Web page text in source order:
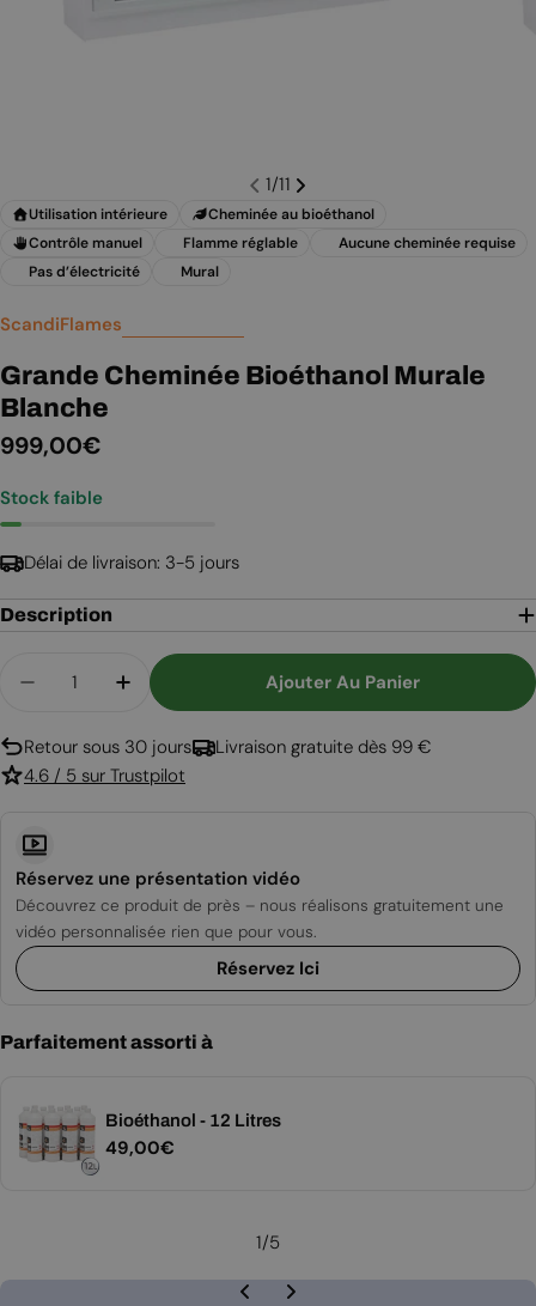
1/11
Utilisation intérieure
Cheminée au bioéthanol
Contrôle manuel
Flamme réglable
Aucune cheminée requise
Pas d’électricité
Mural
ScandiFlames
Grande Cheminée Bioéthanol Murale
Blanche
Prix
régulier
999,00€
Stock faible
Délai de livraison: 3-5 jours
Description
Diminuer La Quantité Pour Grande Cheminée
Augmenter La Quantité Pour Grande
Ajouter Au Panier
Retour sous 30 jours
Livraison gratuite dès 99 €
4.6 / 5 sur Trustpilot
Réservez une présentation vidéo
Découvrez ce produit de près – nous réalisons gratuitement une
vidéo personnalisée rien que pour vous.
Réservez Ici
Parfaitement assorti à
Bioéthanol - 12 Litres
Prix
49,00€
1/5